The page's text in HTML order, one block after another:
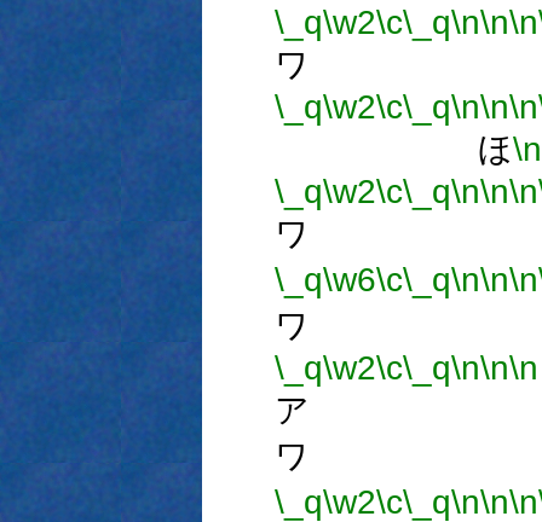
\_q\w2\c\_q\n\n\n
ワ
\_q\w2\c\_q\n\n\n
ほ
\_q\w2\c\_q\n\n\n
ワ
\_q\w6\c\_q\n\n\n
ワ
\_q\w2\c\_q\n\n\n
ア
ワ
\_q\w2\c\_q\n\n\n